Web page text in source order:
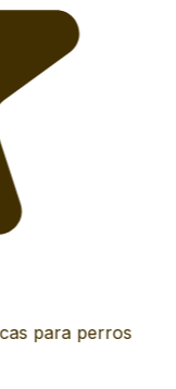
para perros